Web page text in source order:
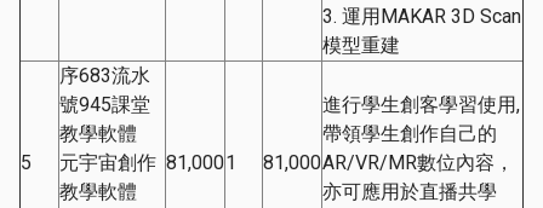
3. 運用MAKAR 3D Scan
模型重建
5
序683流水
號945課堂
教學軟體
元宇宙創作
教學軟體
81,0001 81,000
進行學生創客學習使用,
帶領學生創作自己的
AR/VR/MR數位內容，
亦可應用於直播共學